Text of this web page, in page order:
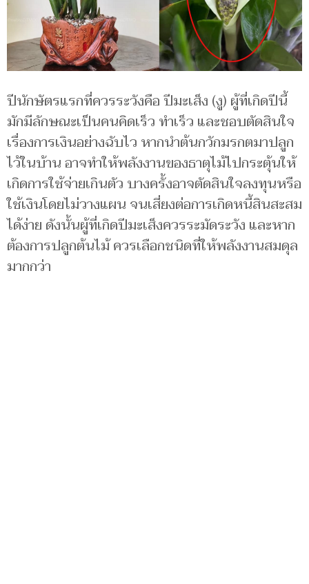
ปีนักษัตรแรกที่ควรระวังคือ ปีมะเส็ง (งู) ผู้ที่เกิดปีนี้
มักมีลักษณะเป็นคนคิดเร็ว ทำเร็ว และชอบตัดสินใจ
เรื่องการเงินอย่างฉับไว หากนำต้นกวักมรกตมาปลูก
ไว้ในบ้าน อาจทำให้พลังงานของธาตุไม้ไปกระตุ้นให้
เกิดการใช้จ่ายเกินตัว บางครั้งอาจตัดสินใจลงทุนหรือ
ใช้เงินโดยไม่วางแผน จนเสี่ยงต่อการเกิดหนี้สินสะสม
ได้ง่าย ดังนั้นผู้ที่เกิดปีมะเส็งควรระมัดระวัง และหาก
ต้องการปลูกต้นไม้ ควรเลือกชนิดที่ให้พลังงานสมดุล
มากกว่า